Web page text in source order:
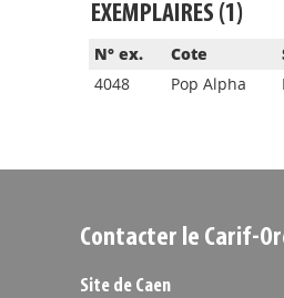
EXEMPLAIRES (1)
N° ex. Cote
4048
Pop Alpha
Contacter le Carif-
Site de Caen